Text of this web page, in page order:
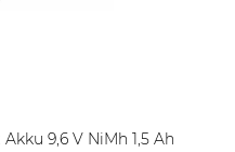
9,6 V NiMh 1,5 Ah